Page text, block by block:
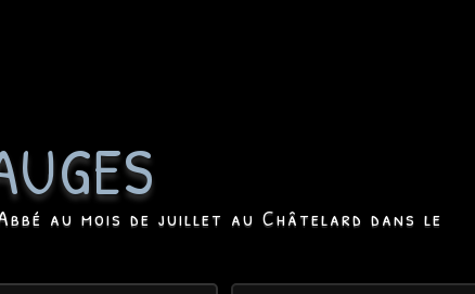
au mois de juillet au Châtelard dans le